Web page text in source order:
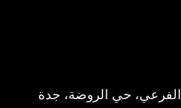
الفرعي، حي الروضة، جدة